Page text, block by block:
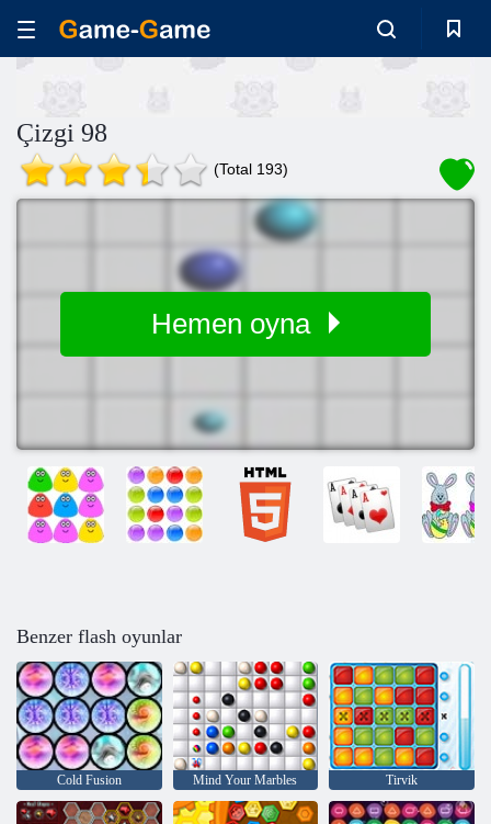
Çizgi 98
(Total 193)
Hemen oyna
Benzer flash oyunlar
Cold Fusion Mind Your Marbles Tirvik